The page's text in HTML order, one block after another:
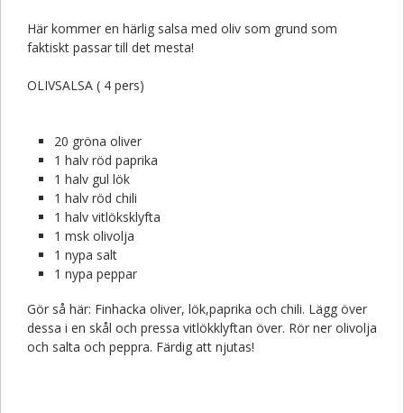
Här kommer en härlig salsa med oliv som grund som
faktiskt passar till det mesta!
OLIVSALSA ( 4 pers)
20 gröna oliver
1 halv röd paprika
1 halv gul lök
1 halv röd chili
1 halv vitlöksklyfta
1 msk olivolja
1 nypa salt
1 nypa peppar
Gör så här: Finhacka oliver, lök,paprika och chili. Lägg över
dessa i en skål och pressa vitlökklyftan över. Rör ner olivolja
och salta och peppra. Färdig att njutas!